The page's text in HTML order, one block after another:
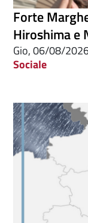
Forte
Hiroshima e
Gio, 06/08/
Sociale